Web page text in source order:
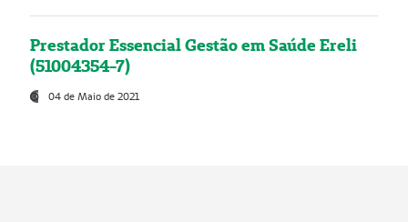
Prestador Essencial Gestão em Saúde Ereli
(51004354-7)
04 de Maio de 2021